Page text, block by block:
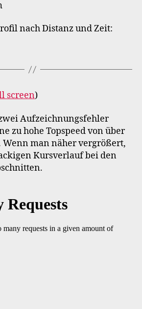
nach Distanz und Zeit:
screen)
Aufzeichnungsfehler
zu hohe Topspeed von über
Wenn man näher vergrößert,
Kursverlauf bei den